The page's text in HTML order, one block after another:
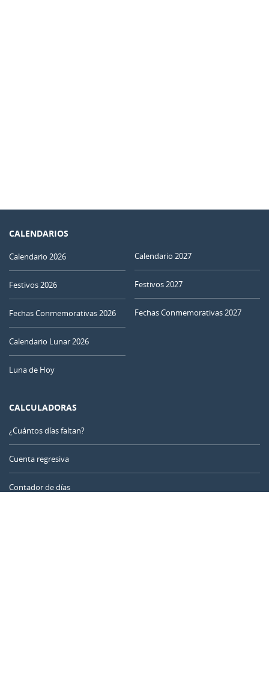
CALENDARIOS
Calendario 2026
Festivos 2026
Fechas Conmemorativas 2026
Calendario Lunar 2026
Luna de Hoy
Calendario 2027
Festivos 2027
Fechas Conmemorativas 2027
CALCULADORAS
¿Cuántos días faltan?
Cuenta regresiva
Contador de días